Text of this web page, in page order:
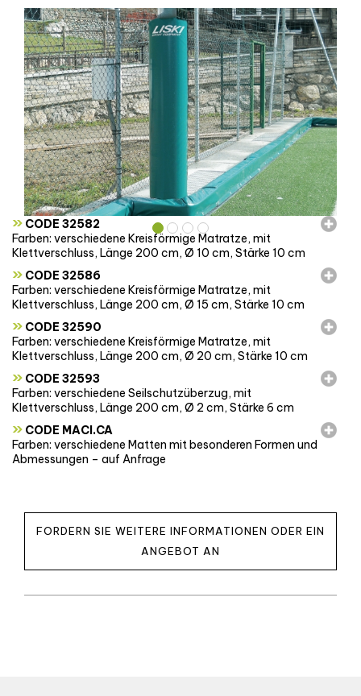
» CODE 32582
Farben: verschiedene Kreisförmige Matratze, mit
Klettverschluss, Länge 200 cm, Ø 10 cm, Stärke 10 cm
» CODE 32586
Farben: verschiedene Kreisförmige Matratze, mit
Klettverschluss, Länge 200 cm, Ø 15 cm, Stärke 10 cm
» CODE 32590
Farben: verschiedene Kreisförmige Matratze, mit
Klettverschluss, Länge 200 cm, Ø 20 cm, Stärke 10 cm
» CODE 32593
Farben: verschiedene Seilschutzüberzug, mit
Klettverschluss, Länge 200 cm, Ø 2 cm, Stärke 6 cm
» CODE MACI.CA
Farben: verschiedene Matten mit besonderen Formen und
Abmessungen – auf Anfrage
FORDERN SIE WEITERE INFORMATIONEN ODER EIN
ANGEBOT AN